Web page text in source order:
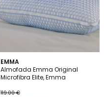
EMMA
Almofada Emma Original
Microfibra Elite, Emma
119.00 €
5
/
5